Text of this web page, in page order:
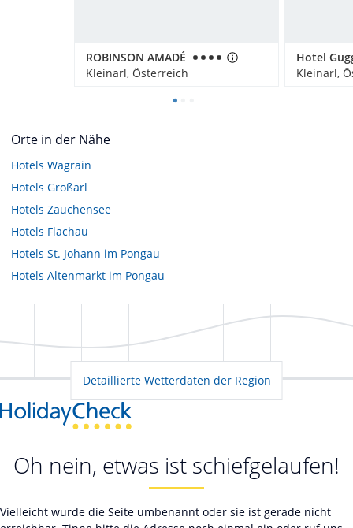
ROBINSON AMADÉ
Kleinarl, Österreich
Kleinarl,
Orte in der Nähe
Hotels Wagrain
Hotels Großarl
Hotels Zauchensee
Hotels Flachau
Hotels St. Johann im Pongau
Hotels Altenmarkt im Pongau
Detaillierte Wetterdaten der Region
Oh nein, etwas ist schiefgelaufen!
Vielleicht wurde die Seite umbenannt oder sie ist gerade nicht